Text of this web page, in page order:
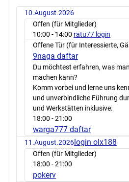
10.August.2026
Offen (für Mitglieder)
10:00 - 14:00 ratu77 login
Offene Tür (für Interessierte,
9naga daftar
Du möchtest erfahren, was
machen kann?
Komm vorbei und lerne uns
und unverbindliche Führung
und Werkstätten inklusive.
18:00 - 21:00
warga777 daftar
11.August.2026login olx188
Offen (für Mitglieder)
18:00 - 21:00
pokerv